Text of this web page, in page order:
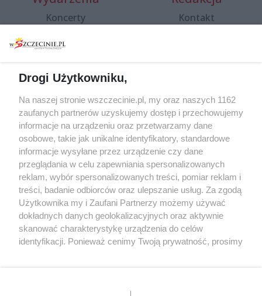
Koncerty
Spacery i oprowadzania
targi
Wernisaże
Więcej
Kontakt
Specjalny koncert z okazji
20. urodzin portalu
wSzczecinie.pl
Regulamin konkursów
śniadaniówka "Hej
Szczecin! Jest piątek!"
Partnerzy
Praca Szczecin
Drogi Użytkowniku,
Na naszej stronie wszczecinie.pl, my oraz naszych 1162
zaufanych partnerów uzyskujemy dostęp i przechowujemy
informacje na urządzeniu oraz przetwarzamy dane
osobowe, takie jak unikalne identyfikatory, standardowe
informacje wysyłane przez urządzenie czy dane
przeglądania w celu zapewniania spersonalizowanych
reklam, wybór spersonalizowanych treści, pomiar reklam i
treści, badanie odbiorców oraz ulepszanie usług. Za zgodą
Użytkownika my i Zaufani Partnerzy możemy używać
dokładnych danych geolokalizacyjnych oraz aktywnie
skanować charakterystykę urządzenia do celów
identyfikacji. Ponieważ cenimy Twoją prywatność, prosimy
prywatności znajdujący się w lewym dolnym rogu strony